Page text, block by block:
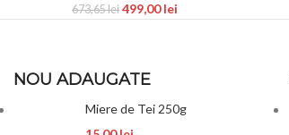
673,65lei 499,00lei
NOU ADAUGATE
Miere de Tei 250g